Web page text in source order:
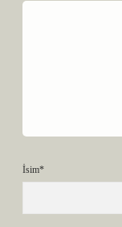
İsim*